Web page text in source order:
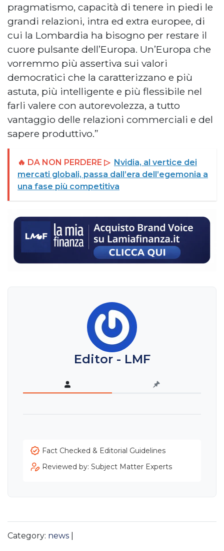
pragmatismo, capacità di tenere in piedi le
grandi relazioni, intra ed extra europee, di
cui la Lombardia ha bisogno per restare il
cuore pulsante dell’Europa. Un’Europa che
vorremmo più assertiva sui valori
democratici che la caratterizzano e più
astuta, più intelligente e più flessibile nel
farli valere con autorevolezza, a tutto
vantaggio delle relazioni commerciali e del
sapere produttivo.”
🔥 DA NON PERDERE ▷ Nvidia, al vertice dei
mercati globali, passa dall’era dell’egemonia a
una fase più competitiva
Editor - LMF
Fact Checked & Editorial Guidelines
Reviewed by: Subject Matter Experts
Category: news